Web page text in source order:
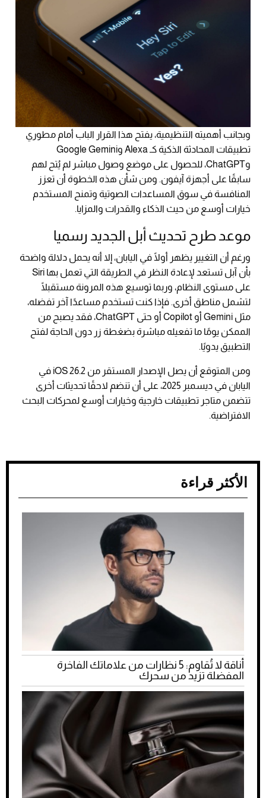
وبجانب أهميته التنظيمية، يفتح هذا القرار الباب أمام مطوري
تطبيقات المحادثة الذكية كـ Alexa وGoogle Gemini
وChatGPT، للحصول على موضع وصول مباشر لم يُتح لهم
سابقًا على أجهزة آيفون. ومن شأن هذه الخطوة أن تعزز
المنافسة في سوق المساعدات الصوتية وتمنح المستخدم
خيارات أوسع من حيث الذكاء والقدرات والمزايا.
موعد طرح تحديث أبل الجديد رسميا
ورغم أن التغيير يظهر أولًا في اليابان، إلا أنه يحمل دلالة واضحة
بأن آبل تستعد لإعادة النظر في الطريقة التي تعمل بها Siri
على مستوى النظام، وربما توسيع هذه المرونة مستقبلًا
لتشمل مناطق أخرى. فإذا كنت تستخدم مساعدًا آخر تفضله،
مثل Gemini أو Copilot أو حتى ChatGPT، فقد يصبح من
الممكن يومًا ما تفعيله مباشرة بضغطة زر دون الحاجة لفتح
التطبيق يدويًا.
ومن المتوقع أن يصل الإصدار المستقر من iOS 26.2 في
اليابان في ديسمبر 2025، على أن تنضم لاحقًا تحديثات أخرى
تتضمن متاجر تطبيقات خارجية وخيارات أوسع لمحركات البحث
الافتراضية.
الأكثر قراءة
أناقة لا تُقاوم: 5 نظارات من علاماتك الفاخرة
المفضلة تزيد من سحرك